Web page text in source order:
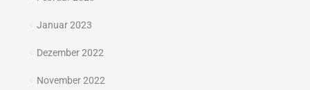
Januar 2023
Dezember 2022
November 2022